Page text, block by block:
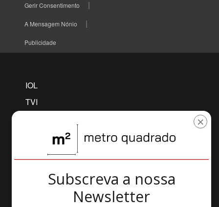
Gerir Consentimento
A Mensagem Nónio
Publicidade
IOL
TVI
MAISFUTEBOL
×
Subscreva a nossa
Newsletter